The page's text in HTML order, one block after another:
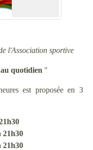
l'Association sportive
quotidien "
est proposée en 3
21h30
21h30